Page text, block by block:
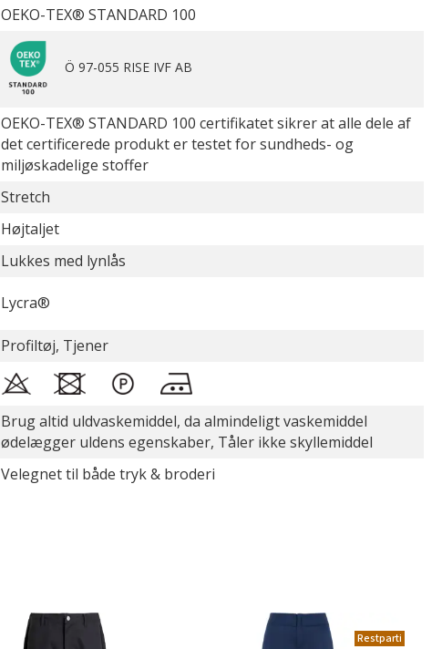
OEKO-TEX® STANDARD 100
Ö 97-055 RISE IVF AB
OEKO-TEX® STANDARD 100 certifikatet sikrer at alle dele af
det certificerede produkt er testet for sundheds- og
miljøskadelige stoffer
Stretch
Højtaljet
Lukkes med lynlås
Lycra®
Profiltøj, Tjener
Brug altid uldvaskemiddel, da almindeligt vaskemiddel
ødelægger uldens egenskaber, Tåler ikke skyllemiddel
Velegnet til både tryk & broderi
Restparti